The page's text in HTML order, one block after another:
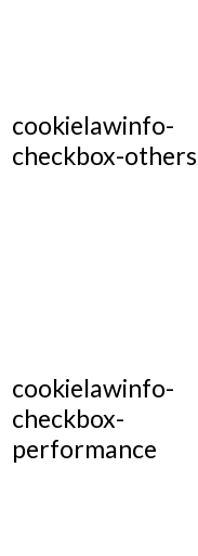
cookielawinfo-
checkbox-others
cookielawinfo-
checkbox-
performance